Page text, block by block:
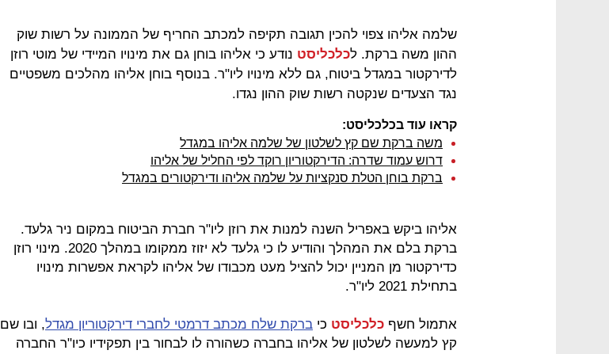
שלמה אליהו צפוי להכין תגובה תקיפה למכתב החריף של הממונה על רשות שוק
ההון משה ברקת. לכלכליסט נודע כי אליהו בוחן גם את מינויו המיידי של מוטי רוזן
לדירקטור במגדל ביטוח, גם ללא מינויו ליו"ר. בנוסף בוחן אליהו מהלכים משפטיים
נגד הצעדים שנקטה רשות שוק ההון נגדו.
קראו עוד בכלכליסט:
משה ברקת שם קץ לשלטון של שלמה אליהו במגדל
דרוש עמוד שדרה: הדירקטוריון רוקד לפי החליל של אליהו
ברקת בוחן הטלת סנקציות על שלמה אליהו ודירקטורים במגדל
אליהו ביקש באפריל השנה למנות את רוזן ליו"ר חברת הביטוח במקום ניר גלעד.
ברקת בלם את המהלך והודיע לו כי גלעד לא יזוז ממקומו במהלך 2020. מינוי רוזן
כדירקטור מן המניין יכול להציל מעט מכבודו של אליהו לקראת אפשרות מינויו
בתחילת 2021 ליו"ר.
אתמול חשף כלכליסט כי ברקת שלח מכתב דרמטי לחברי דירקטוריון מגדל, ובו שם
קץ למעשה לשלטון של אליהו בחברה כשהורה לו לבחור בין תפקידיו כיו"ר החברה